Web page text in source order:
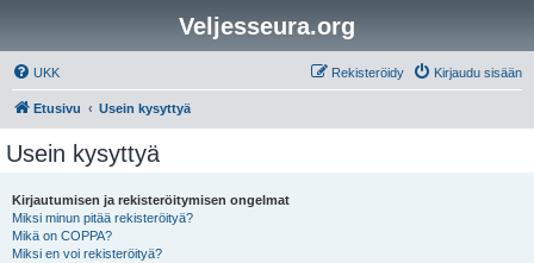
Veljesseura.org
UKK Kirjaudu sisään
Rekisteröidy
Etusivu Usein kysyttyä
Usein kysyttyä
Kirjautumisen ja rekisteröitymisen ongelmat
Miksi minun pitää rekisteröityä?
Mikä on COPPA?
Miksi en voi rekisteröityä?